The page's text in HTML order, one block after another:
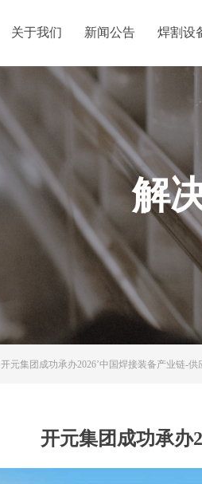
关于我们 新闻公告 焊割设
开元集团成功承办
开元集团成功承办2026’中国焊接装备产业链-
解